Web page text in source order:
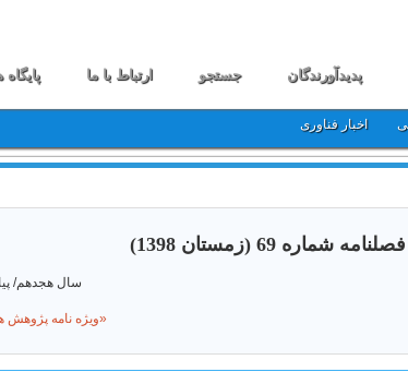
پدیدآورندگان جستجو ارتباط با ما
اخبار فناوری
فصلنامه شماره 69 (زمستان 1398)
سال هجدهم/
«ویژه نامه پژوهش